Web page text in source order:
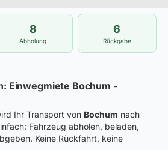
8
Abholung
6
Rückgabe
Einwegmiete Bochum -
Ihr Transport von Bochum nach
Fahrzeug abholen, beladen,
Keine Rückfahrt, keine